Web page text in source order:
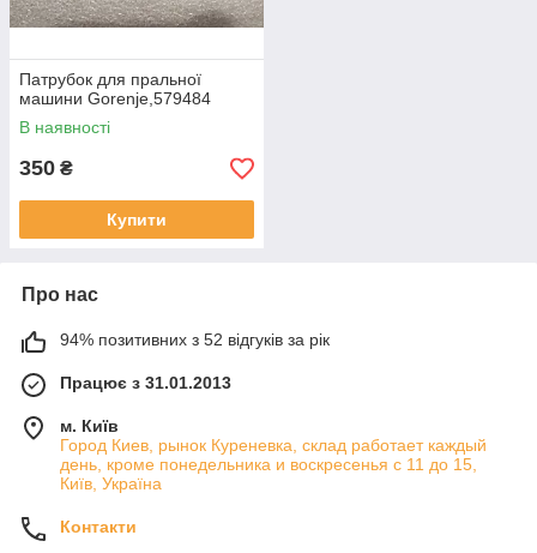
Патрубок для пральної
машини Gorenje,579484
В наявності
350 ₴
Купити
Про нас
94% позитивних з 52 відгуків за рік
Працює з 31.01.2013
м. Київ
Город Киев, рынок Куреневка, склад работает каждый
день, кроме понедельника и воскресенья с 11 до 15,
Київ, Україна
Контакти